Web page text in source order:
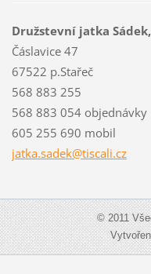
Družstevní jatka
Čáslavice 47
67522 p.Stařeč
568 883 255
568 883 054 objednávky
605 255 690 mobil
jatka.sadek@tiscali.cz
© 2011